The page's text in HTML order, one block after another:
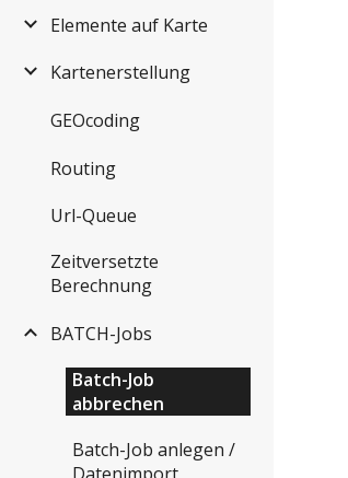
Elemente auf Karte
Kartenerstellung
GEOcoding
Routing
Url-Queue
Zeitversetzte
Berechnung
BATCH-Jobs
Batch-Job
abbrechen
Batch-Job anlegen /